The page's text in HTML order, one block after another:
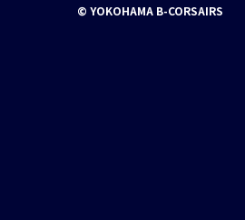
© YOKOHAMA B-CORSAIRS